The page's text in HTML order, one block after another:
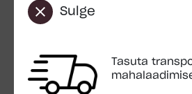
Sulge
Tasuta
Paki mõõt 4,0×0,5×0,3 m
Paki kaal 161 kg
Transport:
Sisaldub hinnas
Maha laadimisega